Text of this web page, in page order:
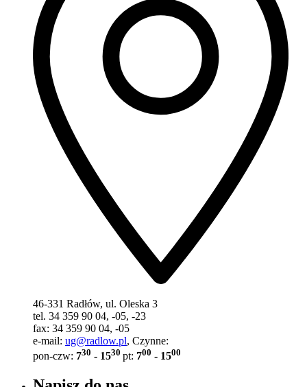
46-331 Radłów, ul. Oleska 3
tel. 34 359 90 04, -05, -23
fax: 34 359 90 04, -05
e-mail: ug@radlow.pl, Czynne:
pon-czw: 730 - 1530 pt: 700 - 1500